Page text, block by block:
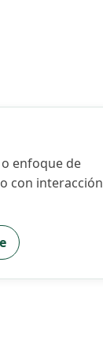
enfoque de
con interacción